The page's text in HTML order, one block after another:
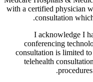
with a certified physician
consultation
I acknowledge I
conferencing
consultation is limited
telehealth